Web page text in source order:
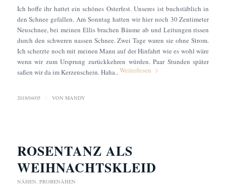
Ich hoffe ihr hattet ein schönes Osterfest. Unseres ist buchstäblich in
den Schnee gefallen. Am Sonntag hatten wir hier noch 30 Zentimeter
Neuschnee, bei meinen Ellis brachen Bäume ab und Leitungen rissen
durch den schweren nassen Schnee. Zwei Tage waren sie ohne Strom.
Ich scherzte noch mit meinen Mann auf der Hinfahrt wie es wohl wäre
wenn wir zum Ursprung zurückkehren würden. Paar Stunden später
saßen wir da im Kerzenschein. Haha..Weiterlesen
2018/04/05 / VON MANDY
ROSENTANZ ALS
WEIHNACHTSKLEID
NÄHEN, PROBENÄHEN